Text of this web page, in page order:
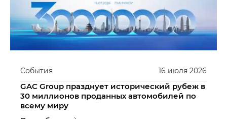
16 июля 2026
События
GAC Group празднует исторический рубеж в
30 миллионов проданных автомобилей по
всему миру